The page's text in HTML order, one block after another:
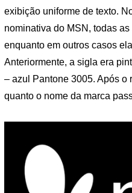
exibição uniforme de texto.
nominativa do MSN, todas
enquanto em outros casos
Anteriormente, a sigla era
– azul Pantone 3005. Após o
quanto o nome da marca